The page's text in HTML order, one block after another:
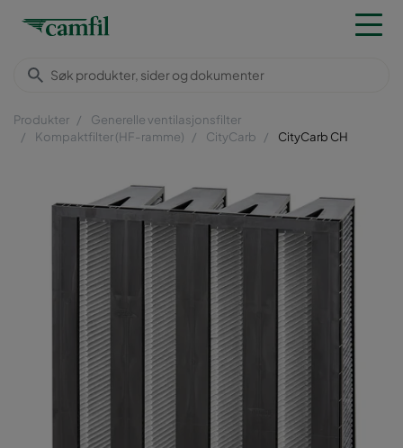
Produkter
Generelle ventilasjonsfilter
Kompaktfilter (HF-ramme)
CityCarb CityCarb CH